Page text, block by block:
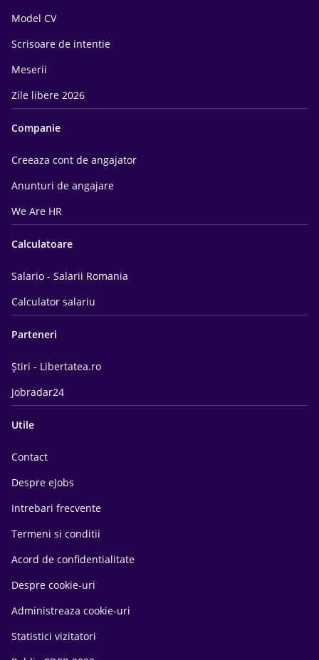
Model CV
Scrisoare de intentie
Meserii
Zile libere 2026
Companie
Creeaza cont de angajator
Anunturi de angajare
We Are HR
Calculatoare
Salario - Salarii Romania
Calculator salariu
Parteneri
Știri - Libertatea.ro
Jobradar24
Utile
Contact
Despre eJobs
Intrebari frecvente
Termeni si conditii
Acord de confidentialitate
Despre cookie-uri
Administreaza cookie-uri
Statistici vizitatori